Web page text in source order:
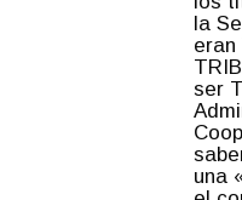
la
eran
ser
una